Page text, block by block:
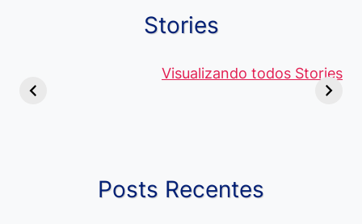
Stories
Visualizando todos Stories
Diferença e
de 5 Centavos
Curso de
Pacote
Posts Recentes